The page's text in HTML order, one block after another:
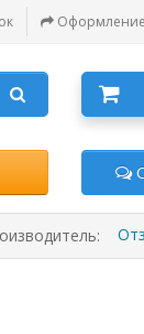
Оформление